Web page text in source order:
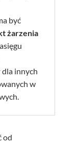
być
żarzenia
dla innych
w
od